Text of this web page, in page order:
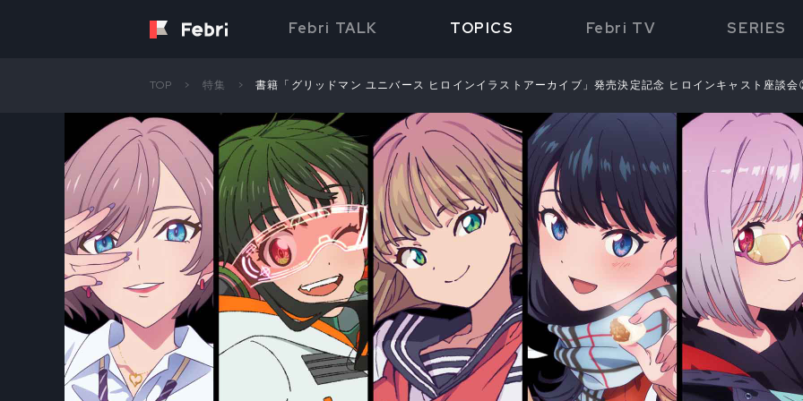
Febri TALK TOPICS Febri TV SERIES
TOP 特集 書籍「グリッドマン ユニバース ヒロインイラストアーカイブ」発売決定記念 ヒロインキャスト座談